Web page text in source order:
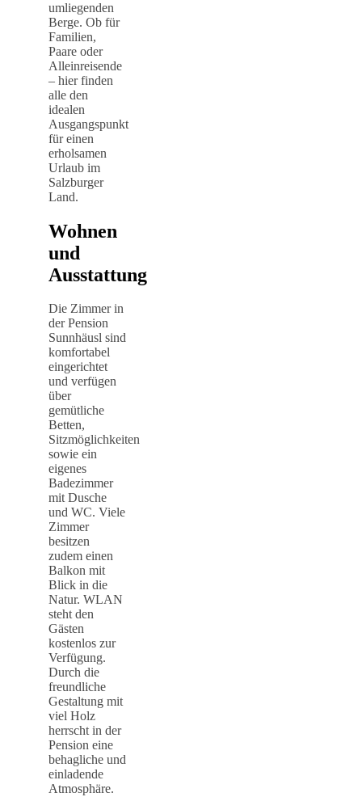
umliegenden
Berge. Ob für
Familien,
Paare oder
Alleinreisende
– hier finden
alle den
idealen
Ausgangspunkt
für einen
erholsamen
Urlaub im
Salzburger
Land.
Wohnen
und
Ausstattung
Die Zimmer in
der Pension
Sunnhäusl sind
komfortabel
eingerichtet
und verfügen
über
gemütliche
Betten,
Sitzmöglichkeiten
sowie ein
eigenes
Badezimmer
mit Dusche
und WC. Viele
Zimmer
besitzen
zudem einen
Balkon mit
Blick in die
Natur. WLAN
steht den
Gästen
kostenlos zur
Verfügung.
Durch die
freundliche
Gestaltung mit
viel Holz
herrscht in der
Pension eine
behagliche und
einladende
Atmosphäre.